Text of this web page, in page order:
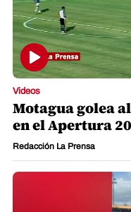
Videos
Motagua golea
en el Apertura
Redacción La Prensa